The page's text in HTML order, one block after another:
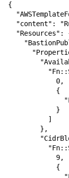
{
  "AWSTemplateFormatVersion": "2010-09-09",
  "content": "Rubycfn Generated VPC Stack (10.0.0.0/16)",
  "Resources": {
    "BastionPublicSubnet": {
      "Properties": {
        "AvailabilityZone": {
          "Fn::Select": [
            0,
            {
              "Fn::GetAZs": ""
            }
          ]
        },
        "CidrBlock": {
          "Fn::Select": [
            9,
            {
              "Fn::Cidr": [
                {
                  "Fn::GetAtt": [
                    "Vpc",
                    "CidrBlock"
                  ]
                },
                "12",
                "8"
              ]
            }
          ]
        },
        "MapPublicIpOnLaunch": true,
        "Tags": [
          {
            "Key": "owner",
            "Value": "Binx"
          },
          {
            "Key": "resource_type",
            "Value": "BastionPublic"
          }
        ],
        "VpcId": {
          "Ref": "Vpc"
        }
      },
      "Type": "AWS::EC2::Subnet"
    },
    "BastionPublicSubnet2": {
      "Properties": {
        "AvailabilityZone": {
          "Fn::Select": [
            1,
            {
              "Fn::GetAZs": ""
            }
          ]
        },
        "CidrBlock": {
          "Fn::Select": [
            10,
            {
              "Fn::Cidr": [
                {
                  "Fn::GetAtt": [
                    "Vpc",
                    "CidrBlock"
                  ]
                },
                "12",
                "8"
              ]
            }
          ]
        },
        "MapPublicIpOnLaunch": true,
        "Tags": [
          {
            "Key": "owner",
            "Value": "Binx"
          },
          {
            "Key": "resource_type",
            "Value": "BastionPublic"
          }
        ],
        "VpcId": {
          "Ref": "Vpc"
        }
      },
      "Type": "AWS::EC2::Subnet"
    },
    "BastionPublicSubnet3": {
      "Properties": {
        "AvailabilityZone": {
          "Fn::Select": [
            2,
            {
              "Fn::GetAZs": ""
            }
          ]
        },
        "CidrBlock": {
          "Fn::Select": [
            11,
            {
              "Fn::Cidr": [
                {
                  "Fn::GetAtt": [
                    "Vpc",
                    "CidrBlock"
                  ]
                },
                "12",
                "8"
              ]
            }
          ]
        },
        "MapPublicIpOnLaunch": true,
        "Tags": [
          {
            "Key": "owner",
            "Value": "Binx"
          },
          {
            "Key": "resource_type",
            "Value": "BastionPublic"
          }
        ],
        "VpcId": {
          "Ref": "Vpc"
        }
      },
      "Type": "AWS::EC2::Subnet"
    },
    "BastionPublicSubnetRouteTableAssociation": {
      "Properties": {
        "RouteTableId": {
          "Ref": "RouteTable"
        },
        "SubnetId": {
          "Ref": "BastionPublicSubnet"
        }
      },
      "Type": "AWS::EC2::SubnetRouteTableAssociation"
    },
    "BastionPublicSubnetRouteTableAssociation2": {
      "Properties": {
        "RouteTableId": {
          "Ref": "RouteTable"
        },
        "SubnetId": {
          "Ref": "BastionPublicSubnet2"
        }
      },
      "Type": "AWS::EC2::SubnetRouteTableAssociation"
    },
    "BastionPublicSubnetRouteTableAssociation3": {
      "Properties": {
        "RouteTableId": {
          "Ref": "RouteTable"
        },
        "SubnetId": {
          "Ref": "BastionPublicSubnet3"
        }
      },
      "Type": "AWS::EC2::SubnetRouteTableAssociation"
    },
    "Ec2PrivateSubnet": {
      "Properties": {
        "AvailabilityZone": {
          "Fn::Select": [
            0,
            {
              "Fn::GetAZs": ""
            }
          ]
        },
        "CidrBlock": {
          "Fn::Select": [
            6,
            {
              "Fn::Cidr": [
                {
                  "Fn::GetAtt": [
                    "Vpc",
                    "CidrBlock"
                  ]
                },
                "9",
                "8"
              ]
            }
          ]
        },
        "MapPublicIpOnLaunch": false,
        "Tags": [
          {
            "Key": "owner",
            "Value": "Binx"
          },
          {
            "Key": "resource_type",
            "Value": "Ec2Private"
          }
        ],
        "VpcId": {
          "Ref": "Vpc"
        }
      },
      "Type": "AWS::EC2::Subnet"
    },
    "Ec2PrivateSubnet2": {
      "Properties": {
        "AvailabilityZone": {
          "Fn::Select": [
            1,
            {
              "Fn::GetAZs": ""
            }
          ]
        },
        "CidrBlock": {
          "Fn::Select": [
            7,
            {
              "Fn::Cidr": [
                {
                  "Fn::GetAtt": [
                    "Vpc",
                    "CidrBlock"
                  ]
                },
                "9",
                "8"
              ]
            }
          ]
        },
        "MapPublicIpOnLaunch": false,
        "Tags": [
          {
            "Key": "owner",
            "Value": "Binx"
          },
          {
            "Key": "resource_type",
            "Value": "Ec2Private"
          }
        ],
        "VpcId": {
          "Ref": "Vpc"
        }
      },
      "Type": "AWS::EC2::Subnet"
    },
    "Ec2PrivateSubnet3": {
      "Properties": {
        "AvailabilityZone": {
          "Fn::Select": [
            2,
            {
              "Fn::GetAZs": ""
            }
          ]
        },
        "CidrBlock": {
          "Fn::Select": [
            8,
            {
              "Fn::Cidr": [
                {
                  "Fn::GetAtt": [
                    "Vpc",
                    "CidrBlock"
                  ]
                },
                "9",
                "8"
              ]
            }
          ]
        },
        "MapPublicIpOnLaunch": false,
        "Tags": [
          {
            "Key": "owner",
            "Value": "Binx"
          },
          {
            "Key": "resource_type",
            "Value": "Ec2Private"
          }
        ],
        "VpcId": {
          "Ref": "Vpc"
        }
      },
      "Type": "AWS::EC2::Subnet"
    },
    "Ec2PrivateSubnetRouteTableAssociation": {
      "Properties": {
        "RouteTableId": {
          "Ref": "RouteTable"
        },
        "SubnetId": {
          "Ref": "Ec2PrivateSubnet"
        }
      },
      "Type": "AWS::EC2::SubnetRouteTableAssociation"
    },
    "Ec2PrivateSubnetRouteTableAssociation2": {
      "Properties": {
        "RouteTableId": {
          "Ref": "RouteTable"
        },
        "SubnetId": {
          "Ref": "Ec2PrivateSubnet2"
        }
      },
      "Type": "AWS::EC2::SubnetRouteTableAssociation"
    },
    "Ec2PrivateSubnetRouteTableAssociation3": {
      "Properties": {
        "RouteTableId": {
          "Ref": "RouteTable"
        },
        "SubnetId": {
          "Ref": "Ec2PrivateSubnet3"
        }
      },
      "Type": "AWS::EC2::SubnetRouteTableAssociation"
    },
    "Ec2PublicSubnet": {
      "Properties": {
        "AvailabilityZone": {
          "Fn::Select": [
            0,
            {
              "Fn::GetAZs": ""
            }
          ]
        },
        "CidrBlock": {
          "Fn::Select": [
            3,
            {
              "Fn::Cidr": [
                {
                  "Fn::GetAtt": [
                    "Vpc",
                    "CidrBlock"
                  ]
                },
                "6",
                "8"
              ]
            }
          ]
        },
        "MapPublicIpOnLaunch": true,
        "Tags": [
          {
            "Key": "owner",
            "Value": "Binx"
          },
          {
            "Key": "resource_type",
            "Value": "Ec2Public"
          }
        ],
        "VpcId": {
          "Ref": "Vpc"
        }
      },
      "Type": "AWS::EC2::Subnet"
    },
    "Ec2PublicSubnet2": {
      "Properties": {
        "AvailabilityZone": {
          "Fn::Select": [
            1,
            {
              "Fn::GetAZs": ""
            }
          ]
        },
        "CidrBlock": {
          "Fn::Select": [
            4,
            {
              "Fn::Cidr": [
                {
                  "Fn::GetAtt": [
                    "Vpc",
                    "CidrBlock"
                  ]
                },
                "6",
                "8"
              ]
            }
          ]
        },
        "MapPublicIpOnLaunch": true,
        "Tags": [
          {
            "Key": "owner",
            "Value": "Binx"
          },
          {
            "Key": "resource_type",
            "Value": "Ec2Public"
          }
        ],
        "VpcId": {
          "Ref": "Vpc"
        }
      },
      "Type": "AWS::EC2::Subnet"
    },
    "Ec2PublicSubnet3": {
      "Properties": {
        "AvailabilityZone": {
          "Fn::Select": [
            2,
            {
              "Fn::GetAZs": ""
            }
          ]
        },
        "CidrBlock": {
          "Fn::Select": [
            5,
            {
              "Fn::Cidr": [
                {
                  "Fn::GetAtt": [
                    "Vpc",
                    "CidrBlock"
                  ]
                },
                "6",
                "8"
              ]
            }
          ]
        },
        "MapPublicIpOnLaunch": true,
        "Tags": [
          {
            "Key": "owner",
            "Value": "Binx"
          },
          {
            "Key": "resource_type",
            "Value": "Ec2Public"
          }
        ],
        "VpcId": {
          "Ref": "Vpc"
        }
      },
      "Type": "AWS::EC2::Subnet"
    },
    "Ec2PublicSubnetRouteTableAssociation": {
      "Properties": {
        "RouteTableId": {
          "Ref": "RouteTable"
        },
        "Su